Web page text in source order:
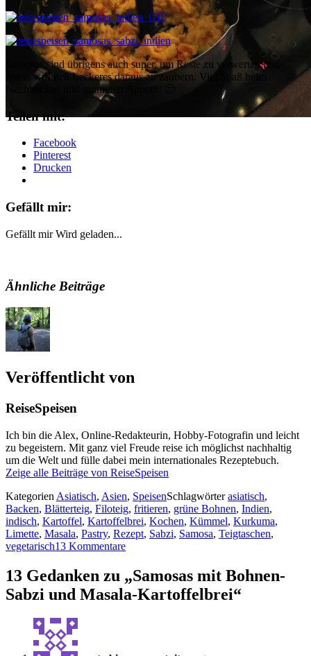
Samosas sind übrigens auch super, um Reste zu verwerten und
etwas wirklich Leckeres daraus zu zaubern. Viel Spaß beim
Nachbacken und guuuuten Appetit! 🙂
Teilen mit:
Facebook
Pinterest
Drucken
Gefällt mir:
Gefällt mir Wird geladen...
Ähnliche Beiträge
Veröffentlicht von
ReiseSpeisen
Ich bin die Alex, Online-Redakteurin, Hobby-Fotografin und leicht
zu begeistern. Mit ganz viel Freude reise ich möglichst nachhaltig
um die Welt und fülle dabei mein internationales Rezeptebuch.
Zeige alle Beiträge von ReiseSpeisen
Kategorien Asiatisch, Asien, SpeisenSchlagwörterasiatisch,
Backen, Blätterteig, Filoteig, fritieren, grüne Bohnen, Indien,
indisch, Kartoffel, Kartoffelbrei, Kochen, Kümmel, Kurkuma,
Limette, Masala, Pastry, Rezept, Sabzi, Samosa, Teigtaschen,
vegetarisch13 Kommentare
13 Gedanken zu „Samosas mit Bohnen-
Sabzi und Masala-Kartoffelbrei“